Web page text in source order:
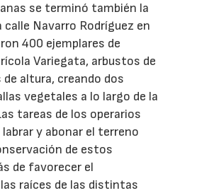
se terminó también la
Navarro Rodríguez en
400 ejemplares de
Variegata, arbustos de
altura, creando dos
vegetales a lo largo de la
tareas de los operarios
y abonar el terreno
de estos
de favorecer el
raíces de las distintas